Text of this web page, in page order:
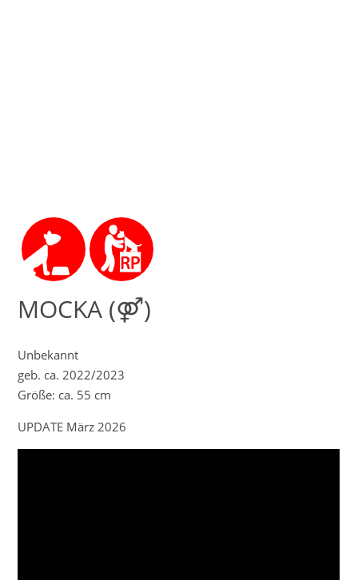
MOCKA (⚤)
Unbekannt
geb. ca. 2022/2023
Größe: ca. 55 cm
UPDATE März 2026